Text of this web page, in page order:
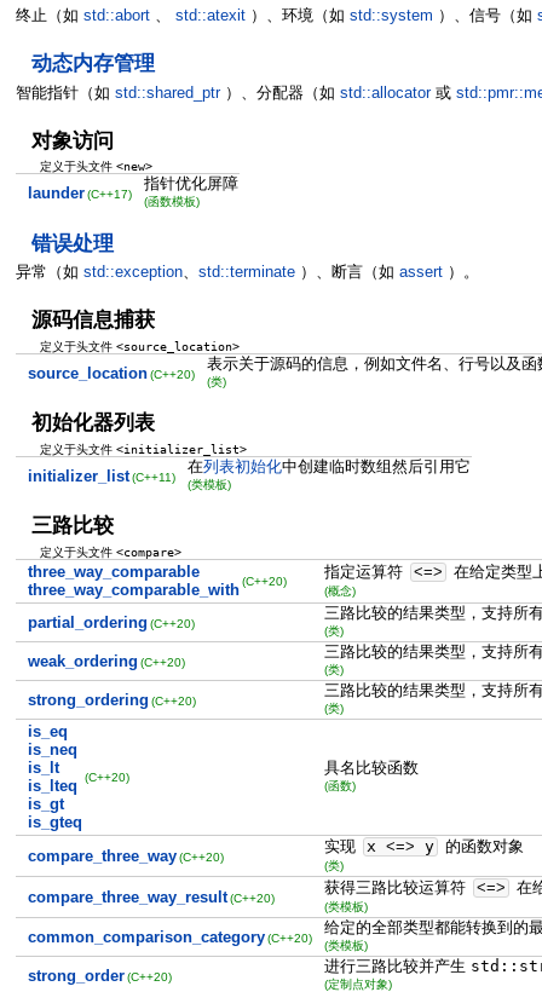
终止（如 std::abort、 std::atexit）、环境（如 std::system ）、信号（如
动态内存管理
智能指针（如 std::shared_ptr）、分配器（如 std::allocator或
对象访问
定义于头文件<new>
launder (C++17)
指针优化屏障
(函数模板)
错误处理
异常（如 std::exception、 std::terminate）、断言（如 assert）。
源码信息捕获
定义于头文件<source_location>
source_location (C++20)
表示关于源码的信息，例如文件名、行号以及函
(类)
初始化器列表
定义于头文件<initializer_list>
initializer_list (C++11)
在列表初始化中创建临时数组然后引用它
(类模板)
三路比较
定义于头文件<compare>
three_way_comparable
three_way_comparable_with (C++20)
指定运算符 <=> 在给定类型
(概念)
partial_ordering (C++20)
三路比较的结果类型，支持所
(类)
weak_ordering (C++20)
三路比较的结果类型，支持所
(类)
strong_ordering (C++20)
三路比较的结果类型，支持所
(类)
is_eq
is_neq
is_lt
is_lteq
is_gt
is_gteq
(C++20)
具名比较函数
(函数)
compare_three_way (C++20)
实现 x <=> y 的函数对象
(类)
compare_three_way_result (C++20)
获得三路比较运算符 <=> 在
(类模板)
common_comparison_category (C++20)
给定的全部类型都能转换到的
(类模板)
strong_order (C++20)
进行三路比较并产生
(定制点对象)